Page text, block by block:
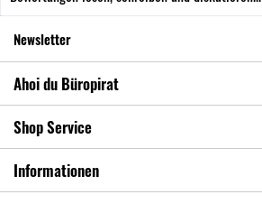
Newsletter
Ahoi du Büropirat
Shop Service
Informationen